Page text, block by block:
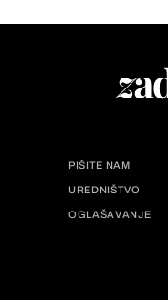
PIŠITE NAM
UREDNIŠTVO
OGLAŠAVANJE